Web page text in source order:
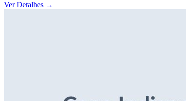
Ver Detalhes →